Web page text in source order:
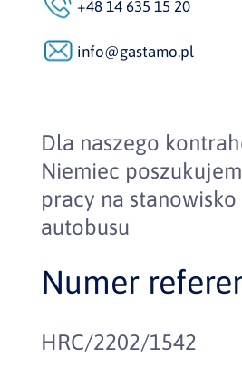
+48 14 635 15 20
info@gastamo.pl
Dla naszego
Niemiec
pracy na
autobusu
Numer
HRC/2202/1542